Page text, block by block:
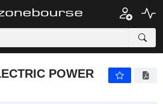
+0,13 %
POWER